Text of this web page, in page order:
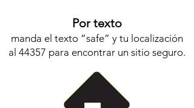
Por texto
manda el texto “safe” y tu localización
al 44357 para encontrar un sitio seguro.